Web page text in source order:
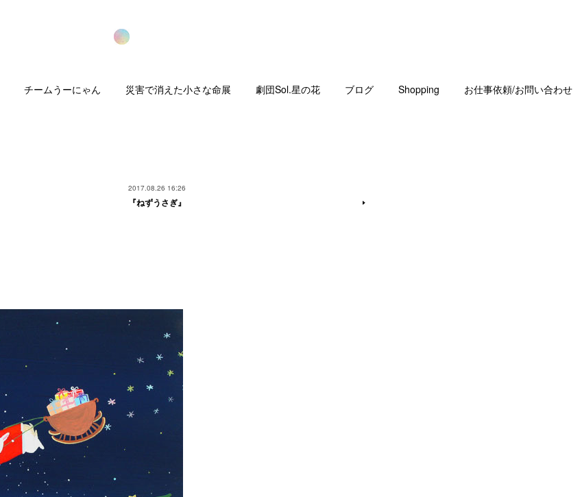
チームうーにゃん 災害で消えた小さな命展 劇団Sol.星の花 ブログ Shopping お仕事依頼/お問い合わせ
2017.08.26 16:26
『ねずうさぎ』